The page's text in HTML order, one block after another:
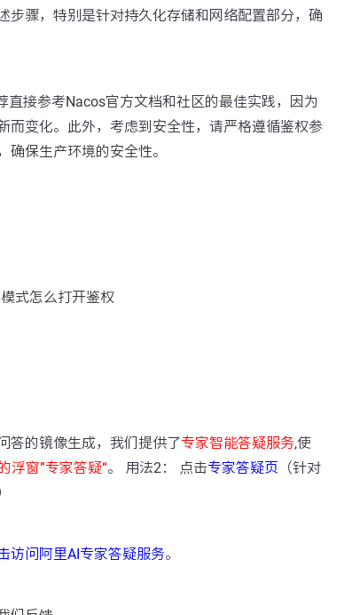
步骤，特别是针对持久化存储和网络配置部分，确
直接参考Nacos官方文档和社区的最佳实践，因为
而变化。此外，考虑到安全性，请严格遵循鉴权参
保生产环境的安全性。
式怎么打开鉴权
答的镜像生成，我们提供了专家智能答疑服务,使
浮窗”专家答疑“。 用法2： 点击专家答疑页 （针对
访问阿里AI专家答疑服务。